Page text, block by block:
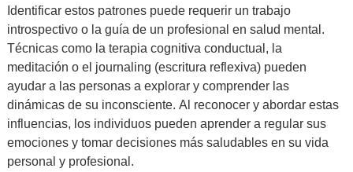
Identificar estos patrones puede requerir un trabajo
introspectivo o la guía de un profesional en salud mental.
Técnicas como la terapia cognitiva conductual, la
meditación o el journaling (escritura reflexiva) pueden
ayudar a las personas a explorar y comprender las
dinámicas de su inconsciente. Al reconocer y abordar estas
influencias, los individuos pueden aprender a regular sus
emociones y tomar decisiones más saludables en su vida
personal y profesional.